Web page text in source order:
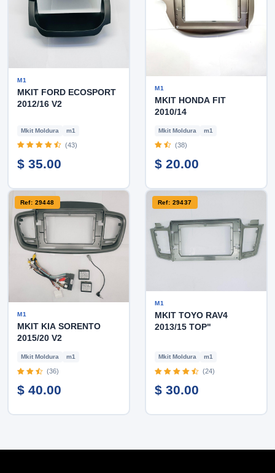
M1
MKIT FORD ECOSPORT
2012/16 V2
Mkit Moldura m1
(43)
$ 35.00
M1
MKIT HONDA FIT
2010/14
Mkit Moldura m1
(38)
$ 20.00
Ref: 29448
M1
MKIT KIA SORENTO
2015/20 V2
Mkit Moldura m1
(36)
$ 40.00
Ref: 29437
M1
MKIT TOYO RAV4
2013/15 TOP"
Mkit Moldura m1
(24)
$ 30.00